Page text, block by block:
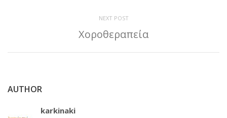
NEXT POST
Χοροθεραπεία
AUTHOR
karkinaki